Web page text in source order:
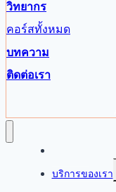
วิทยากร
คอร์สทั้งหมด
บทความ
ติดต่อเรา
บริการของเรา